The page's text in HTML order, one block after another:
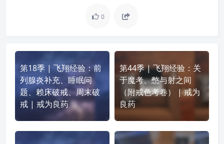
0
第18季 | 飞翔经验：前
列腺炎补充、睡眠问
题、赖床破戒、周末破
戒 | 戒为良药
第44季 | 飞翔经验：关
于魔考、憋与射之间
（附戒色考卷） | 戒为
良药